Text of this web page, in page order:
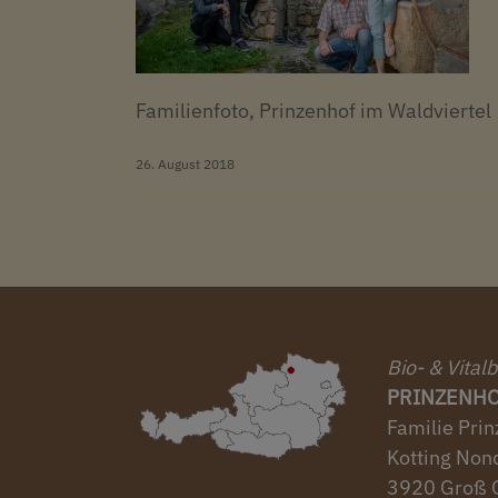
Familienfoto, Prinzenhof im Waldviertel
26. August 2018
Bio- &
Familie
Kotting
3920 Groß